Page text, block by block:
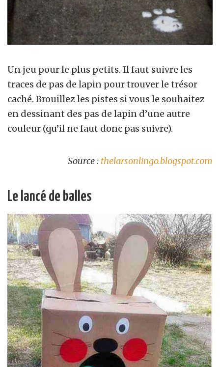
Un jeu pour le plus petits. Il faut suivre les
traces de pas de lapin pour trouver le trésor
caché. Brouillez les pistes si vous le souhaitez
en dessinant des pas de lapin d’une autre
couleur (qu’il ne faut donc pas suivre).
Source : thelarsonlingo.blogspot.com
Le lancé de balles